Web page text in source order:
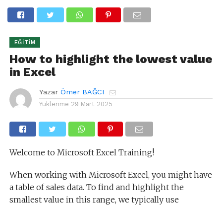
EĞITIM
How to highlight the lowest value
in Excel
Yazar Ömer BAĞCI
Yüklenme 29 Mart 2025
Welcome to Microsoft Excel Training!
When working with Microsoft Excel, you might have
a table of sales data. To find and highlight the
smallest value in this range, we typically use